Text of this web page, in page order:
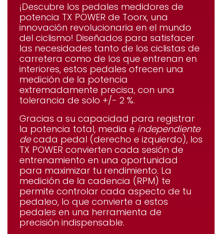
¡Descubre los pedales medidores de
potencia TX POWER de Toorx, una
innovación revolucionaria en el mundo
del ciclismo! Diseñados para satisfacer
las necesidades tanto de los ciclistas de
carretera como de los que entrenan en
interiores, estos pedales ofrecen una
medición de la potencia
extremadamente precisa, con una
tolerancia de solo +/- 2 %.
Gracias a su capacidad para registrar
la potencia total, media e independiente
decada pedal (derecho e izquierdo), los
TX POWER convierten cada sesión de
entrenamiento en una oportunidad
para maximizar tu rendimiento. La
medición de la cadencia (RPM) te
permite controlar cada aspecto de tu
pedaleo, lo que convierte a estos
pedales en una herramienta de
precisión indispensable.